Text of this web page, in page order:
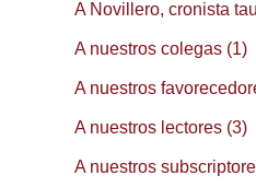
A Novillero, cronista
A nuestros colegas (1)
A nuestros
A nuestros lectores (3)
A nuestros